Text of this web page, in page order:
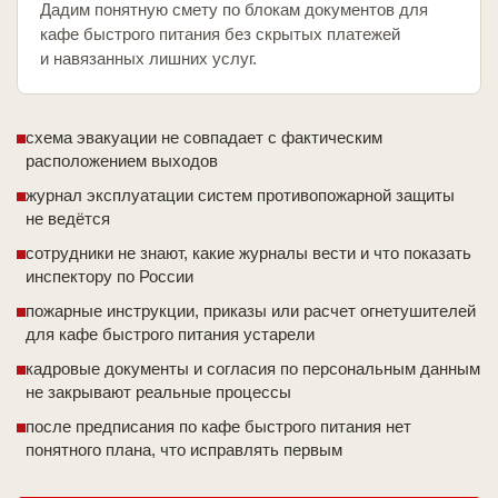
Дадим понятную смету по блокам документов для
кафе быстрого питания без скрытых платежей
и навязанных лишних услуг.
схема эвакуации не совпадает с фактическим
расположением выходов
журнал эксплуатации систем противопожарной защиты
не ведётся
сотрудники не знают, какие журналы вести и что показать
инспектору по России
пожарные инструкции, приказы или расчет огнетушителей
для кафе быстрого питания устарели
кадровые документы и согласия по персональным данным
не закрывают реальные процессы
после предписания по кафе быстрого питания нет
понятного плана, что исправлять первым